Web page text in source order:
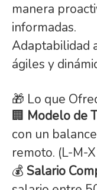
manera
informadas.
Adaptabilidad
ágiles y
🎁 Lo que
🏢 Modelo de
con un
remoto. (L-M-
💰 Salario